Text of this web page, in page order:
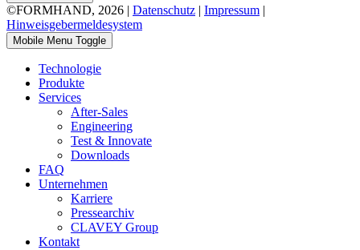
©FORMHAND, 2026 | Datenschutz | Impressum |
Hinweisgebermeldesystem
Mobile Menu Toggle
Technologie
Produkte
Services
After-Sales
Engineering
Test & Innovate
Downloads
FAQ
Unternehmen
Karriere
Pressearchiv
CLAVEY Group
Kontakt